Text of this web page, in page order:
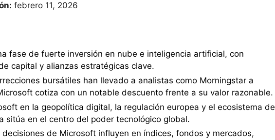
febrero 11, 2026
fase de fuerte inversión en nube e inteligencia artificial, con
capital y alianzas estratégicas clave.
bursátiles han llevado a analistas como Morningstar a
cotiza con un notable descuento frente a su valor razonable.
en la geopolítica digital, la regulación europea y el ecosistema de
sitúa en el centro del poder tecnológico global.
de Microsoft influyen en índices, fondos y mercados,